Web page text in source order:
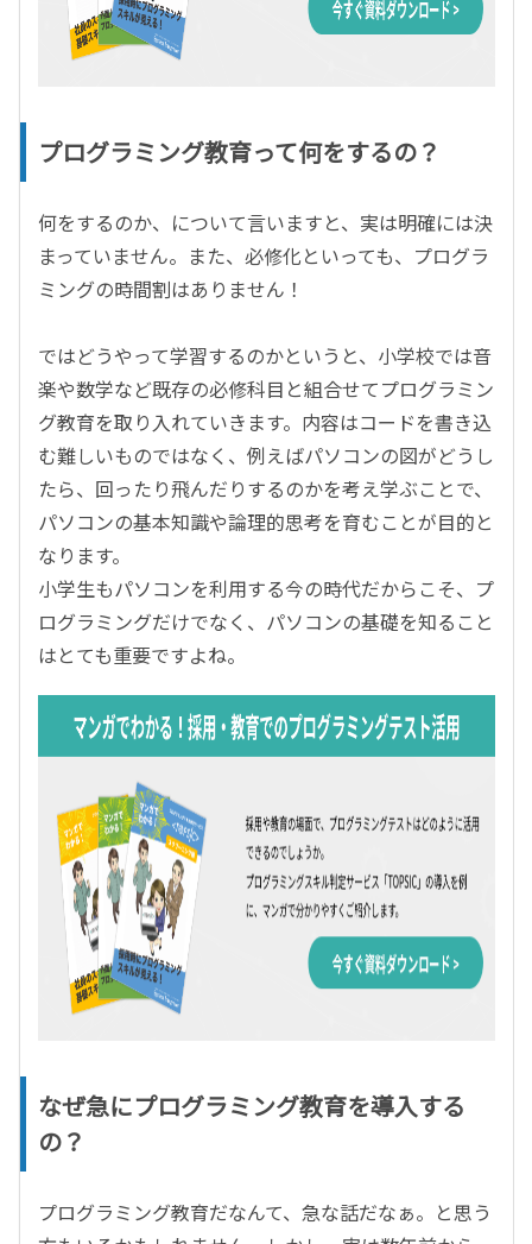
プログラミング教育って何をするの？
何をするのか、について言いますと、実は明確には決
まっていません。また、必修化といっても、プログラ
ミングの時間割はありません！
ではどうやって学習するのかというと、小学校では音
楽や数学など既存の必修科目と組合せてプログラミン
グ教育を取り入れていきます。内容はコードを書き込
む難しいものではなく、例えばパソコンの図がどうし
たら、回ったり飛んだりするのかを考え学ぶことで、
パソコンの基本知識や論理的思考を育むことが目的と
なります。
小学生もパソコンを利用する今の時代だからこそ、プ
ログラミングだけでなく、パソコンの基礎を知ること
はとても重要ですよね。
なぜ急にプログラミング教育を導入する
の？
プログラミング教育だなんて、急な話だなぁ。と思う